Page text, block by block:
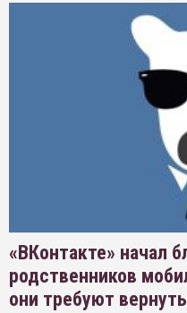
«ВКонтакте» начал
родственников
они требуют